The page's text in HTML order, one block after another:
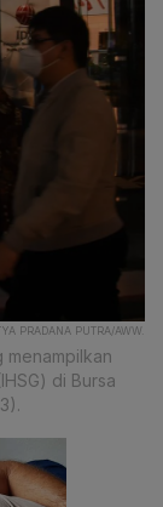
PRADANA PUTRA/AWW.
di Bursa